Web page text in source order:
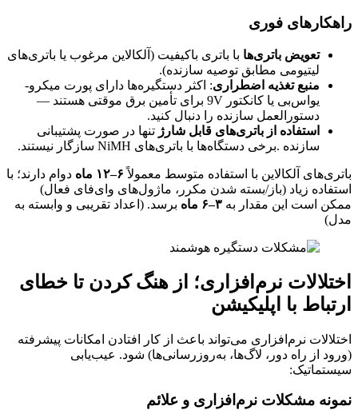
راهکارهای فوری
تعویض باتری‌ها با باتری باکیفیت (آلکالاین مرغوب یا باتری‌های
لیتیومی مطابق توصیه سازنده).
منبع تغذیه اضطراری: اکثر دستگیره‌ها دارای پورت میکرو-
یو‌اس‌بی یا کانکتور 9V برای تأمین برق موقتی هستند —
دستورالعمل سازنده را دنبال کنید.
استفاده از باتری‌های قابل شارژ تنها در صورت پشتیبانی
سازنده .برخی دستگاه‌ها با باتری‌های NiMH سازگار نیستند.
باتری‌های آلکالاین با استفاده متوسط معمولاً۶–۱۲ ماه دوام دارند؛ با
استفاده زیاد (باز/بسته شدن مکرر، ماژول‌های وای‌فای فعال)
ممکن است این مقدار به ۳–۶ ماه برسد. (اعداد تقریبی و وابسته به
مدل)
اختلالات نرم‌افزاری؛ از هنگ کردن تا خطای
ارتباط با اپلیکیشن
اختلالات نرم‌افزاری می‌تواند باعث از کار افتادن امکانات پیشرفته
(ورود از راه دور، لاگ‌ها، به‌روزرسانی‌ها) شود. عیب‌یابی
سیستماتیک:
نمونه مشکلات نرم‌افزاری و علائم